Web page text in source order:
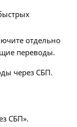
отдельно
переводы.
через СБП.
СБП».